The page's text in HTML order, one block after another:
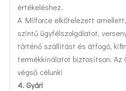
értékeléshez.
A Milforce elkötelezett
szintű ügyfélszolgálatot,
történő szállítást és átfogó,
termékkínálatot biztosítson. Az
végső célunk!
4. Gyári